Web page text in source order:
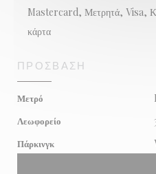
Mastercard, Μετρητά, Visa,
κάρτα
ΠΡΌΣΒΑΣΗ
Μετρό
Λεωφορείο
Πάρκινγκ